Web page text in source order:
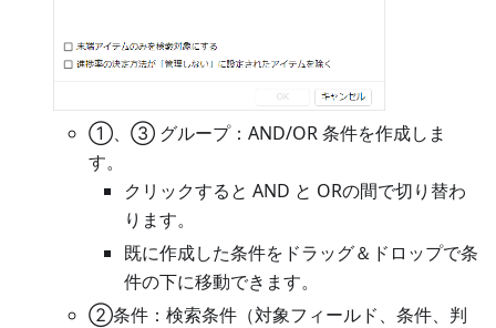
①、③ グループ：AND/OR 条件を作成しま
す。
クリックすると AND と ORの間で切り替わ
ります。
既に作成した条件をドラッグ＆ドロップで条
件の下に移動できます。
②条件：検索条件（対象フィールド、条件、判